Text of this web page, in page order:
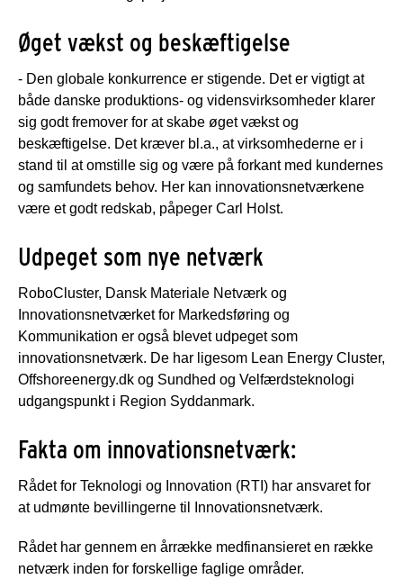
Øget vækst og beskæftigelse
- Den globale konkurrence er stigende. Det er vigtigt at
både danske produktions- og vidensvirksomheder klarer
sig godt fremover for at skabe øget vækst og
beskæftigelse. Det kræver bl.a., at virksomhederne er i
stand til at omstille sig og være på forkant med kundernes
og samfundets behov. Her kan innovationsnetværkene
være et godt redskab, påpeger Carl Holst.
Udpeget som nye netværk
RoboCluster, Dansk Materiale Netværk og
Innovationsnetværket for Markedsføring og
Kommunikation er også blevet udpeget som
innovationsnetværk. De har ligesom Lean Energy Cluster,
Offshoreenergy.dk og Sundhed og Velfærdsteknologi
udgangspunkt i Region Syddanmark.
Fakta om innovationsnetværk:
Rådet for Teknologi og Innovation (RTI) har ansvaret for
at udmønte bevillingerne til Innovationsnetværk.
Rådet har gennem en årrække medfinansieret en række
netværk inden for forskellige faglige områder.